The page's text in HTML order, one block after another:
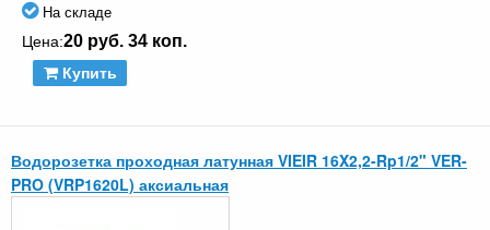
На складе
Цена:20 руб. 34 коп.
Купить
Водорозетка проходная латунная VIEIR 16X2,2-Rp1/2" VER-
PRO (VRP1620L) аксиальная